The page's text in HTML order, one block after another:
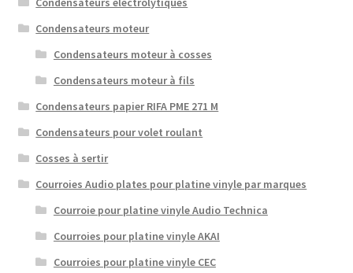
Condensateurs moteur
Condensateurs moteur à cosses
Condensateurs moteur à fils
Condensateurs papier RIFA PME 271 M
Condensateurs pour volet roulant
Cosses à sertir
Courroies Audio plates pour platine vinyle par marques
Courroie pour platine vinyle Audio Technica
Courroies pour platine vinyle AKAI
Courroies pour platine vinyle CEC